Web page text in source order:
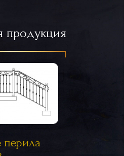
продукция
перила